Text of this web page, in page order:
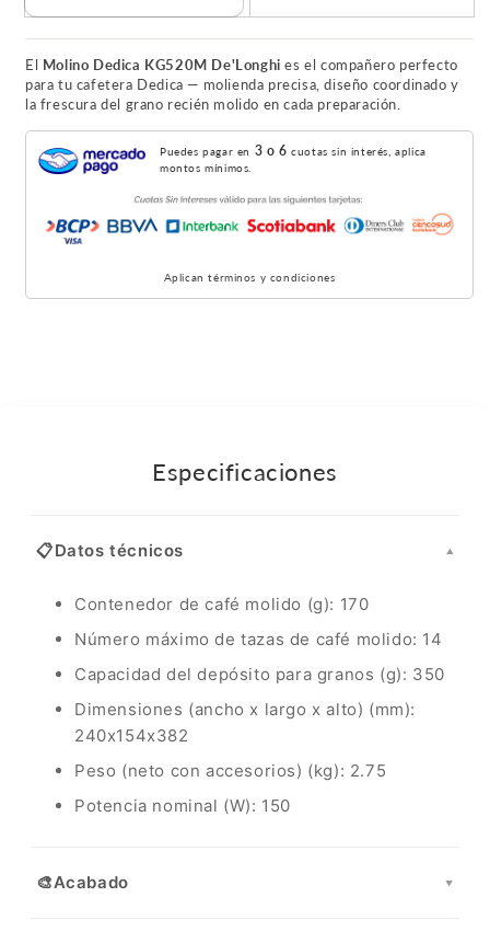
El Molino Dedica KG520M De'Longhi es el compañero perfecto
para tu cafetera Dedica — molienda precisa, diseño coordinado y
la frescura del grano recién molido en cada preparación.
Puedes pagar en 3 o 6 cuotas sin interés, aplica
montos mínimos.
Aplican términos y condiciones
Especificaciones
📋Datos técnicos ▼
Contenedor de café molido (g): 170
Número máximo de tazas de café molido: 14
Capacidad del depósito para granos (g): 350
Dimensiones (ancho x largo x alto) (mm):
240x154x382
Peso (neto con accesorios) (kg): 2.75
Potencia nominal (W): 150
🎨Acabado ▼